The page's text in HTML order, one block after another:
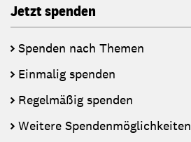
Jetzt spenden
Spenden nach Themen
Einmalig spenden
Regelmäßig spenden
Weitere Spendenmöglichkeiten